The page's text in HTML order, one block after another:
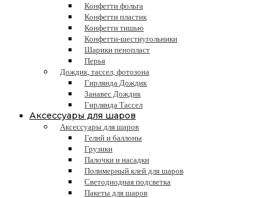
Конфетти фольга
Конфетти пластик
Конфетти тишью
Конфетти-шестиугольники
Шарики пенопласт
Перья
Дождик, тассел, фотозона
Гирлянда Дождик
Занавес Дождик
Гирлянда Тассел
Аксессуары для шаров
Аксессуары для шаров
Гелий и баллоны
Грузики
Палочки и насадки
Полимерный клей для шаров
Светодиодная подсветка
Пакеты для шаров